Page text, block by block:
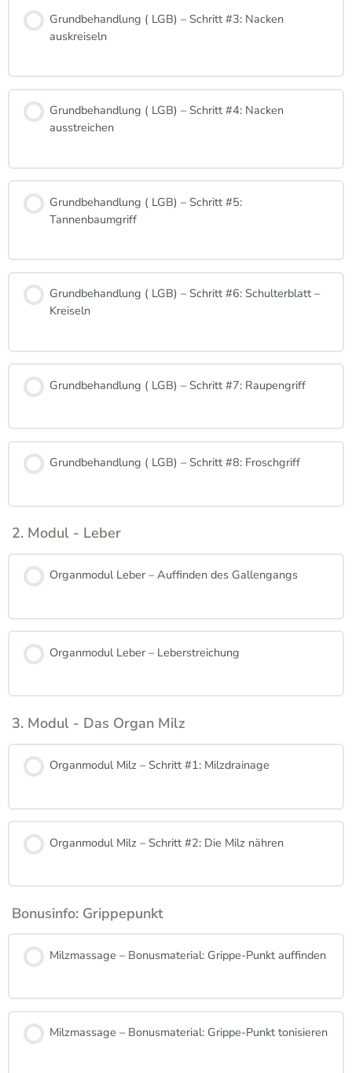
Grundbehandlung ( LGB) – Schritt #3: Nacken
auskreiseln
Grundbehandlung ( LGB) – Schritt #4: Nacken
ausstreichen
Grundbehandlung ( LGB) – Schritt #5:
Tannenbaumgriff
Grundbehandlung ( LGB) – Schritt #6: Schulterblatt –
Kreiseln
Grundbehandlung ( LGB) – Schritt #7: Raupengriff
Grundbehandlung ( LGB) – Schritt #8: Froschgriff
2. Modul - Leber
Organmodul Leber – Auffinden des Gallengangs
Organmodul Leber – Leberstreichung
3. Modul - Das Organ Milz
Organmodul Milz – Schritt #1: Milzdrainage
Organmodul Milz – Schritt #2: Die Milz nähren
Bonusinfo: Grippepunkt
Milzmassage – Bonusmaterial: Grippe-Punkt auffinden
Milzmassage – Bonusmaterial: Grippe-Punkt tonisieren